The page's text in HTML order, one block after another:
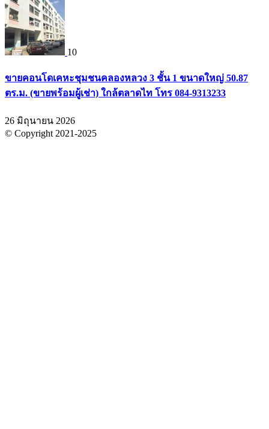
10
ขายคอนโดเคหะชุมชนคลองหลวง 3 ชั้น 1 ขนาดใหญ่ 50.87
ตร.ม. (ขายพร้อมผู้เช่า) ใกล้ตลาดไท โทร 084-9313233
26 มิถุนายน 2026
© Copyright 2021-2025